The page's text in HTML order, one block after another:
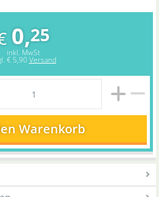
0,25
inkl. MwSt
€ 5,90 Versand
Warenkorb